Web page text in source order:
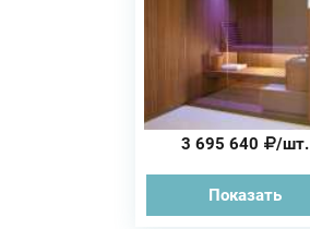
3 695 640 /шт.
Показать